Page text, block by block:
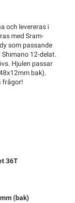
och levereras i
med Sram-
som passande
12-delat.
Hjulen passar
bak).
frågor!
36T
(bak)